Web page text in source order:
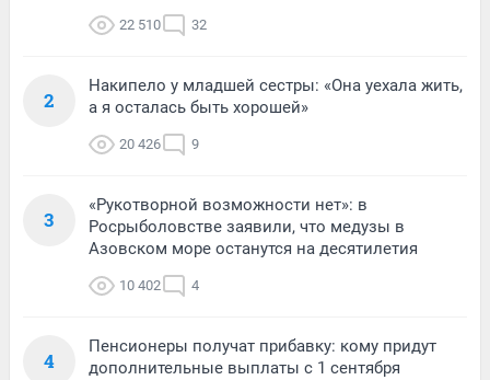
22 510 32
2
Накипело у младшей сестры: «Она уехала жить,
а я осталась быть хорошей»
20 426 9
3
«Рукотворной возможности нет»: в
Росрыболовстве заявили, что медузы в
Азовском море останутся на десятилетия
10 402 4
4
Пенсионеры получат прибавку: кому придут
дополнительные выплаты с 1 сентября